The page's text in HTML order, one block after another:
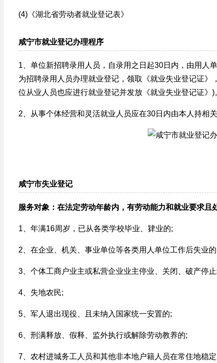
(4)《湖北省劳动者就业登记表》
咸宁市就业登记办理程序
1、单位新招聘录用人员，自录用之日起30日内，由用人
为招聘录用人员办理就业登记，领取《就业失业登记证
位从业人员也应进行就业登记并发放《就业失业登记证》)
2、从事个体经营和灵活就业人员应在30日内由本人持相
咸宁市失业登记
服务对象：在法定劳动年龄内，有劳动能力和就业要求
1、年满16周岁，已从各类学校毕业、肄业的;
2、在企业、机关、事业单位等各类用人单位工作后失业
3、个体工商户业主或私营企业业主停业、关闭、破产停
4、失地农民;
5、军人退出现役、且未纳入国家统一安置的;
6、刑满释放、假释、监外执行或解除劳动教养的;
7、农村进城务工人员和其他非本地户籍人员在常住地稳